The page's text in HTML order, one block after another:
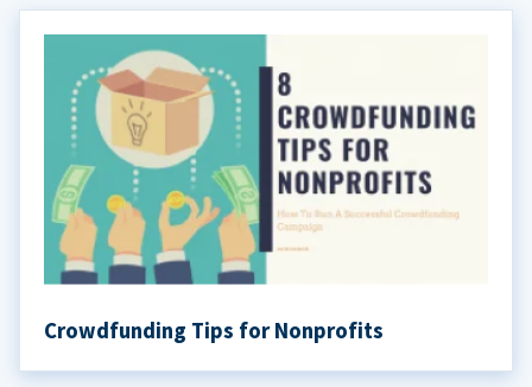
Crowdfunding Tips for Nonprofits